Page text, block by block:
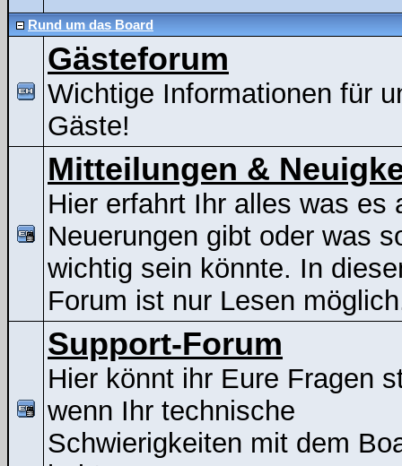
Rund um das Board
Gästeforum
Wichtige Informationen für
Gäste!
Mitteilungen &
Hier erfahrt Ihr alles was es
Neuerungen gibt oder was
wichtig sein könnte. In
Forum ist nur Lesen
Support-Forum
Hier könnt ihr Eure Fragen
wenn Ihr technische
Schwierigkeiten mit dem